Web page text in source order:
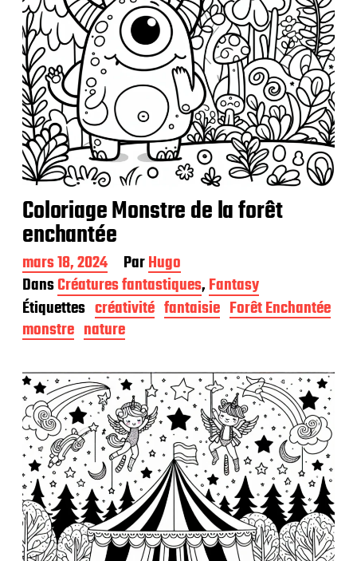
Coloriage Monstre de la forêt
enchantée
D
a
t
e
d
e
u
b
l
i
c
a
t
i
o
n
mars 18, 2024 ParHugo
DansCréatures fantastiques,Fantasy
Étiquettes créativité fantaisie Forêt Enchantée
monstre nature